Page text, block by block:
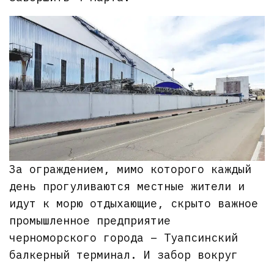
За ограждением, мимо которого каждый
день прогуливаются местные жители и
идут к морю отдыхающие, скрыто важное
промышленное предприятие
черноморского города – Туапсинский
балкерный терминал. И забор вокруг